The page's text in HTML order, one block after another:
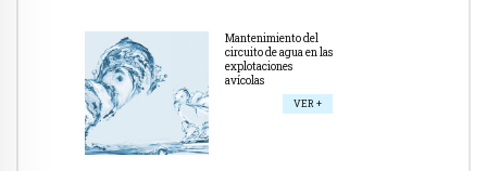
Mantenimiento del
circuito de agua en las
explotaciones
avícolas
VER +